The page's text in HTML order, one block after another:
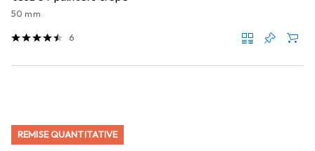
50 mm
6
REMISE QUANTITATIVE